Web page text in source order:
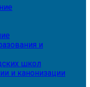
и
школ
и канонизации